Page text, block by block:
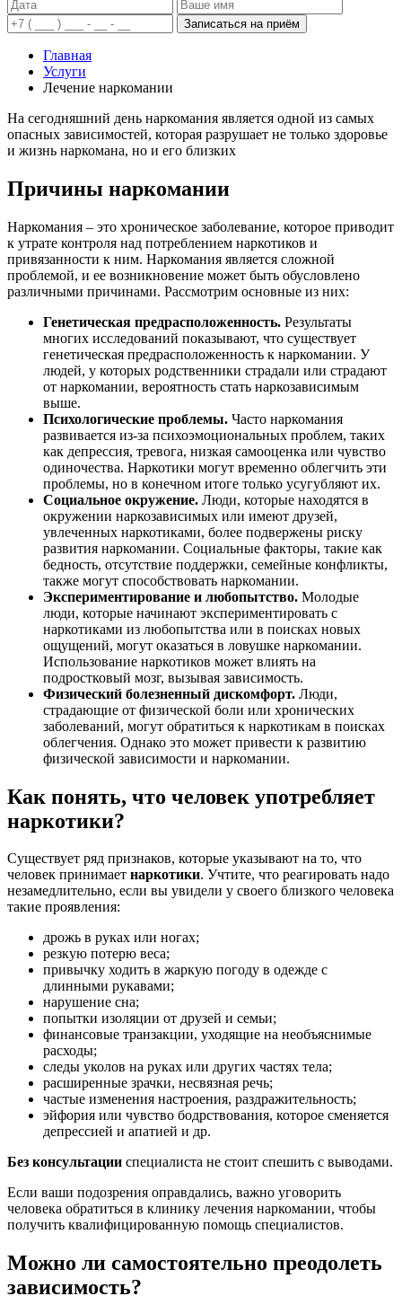
Записаться на приём
Главная
Услуги
Лечение наркомании
На сегодняшний день наркомания является одной из самых
опасных зависимостей, которая разрушает не только здоровье
и жизнь наркомана, но и его близких
Причины наркомании
Наркомания – это хроническое заболевание, которое приводит
к утрате контроля над потреблением наркотиков и
привязанности к ним. Наркомания является сложной
проблемой, и ее возникновение может быть обусловлено
различными причинами. Рассмотрим основные из них:
Генетическая предрасположенность. Результаты
многих исследований показывают, что существует
генетическая предрасположенность к наркомании. У
людей, у которых родственники страдали или страдают
от наркомании, вероятность стать наркозависимым
выше.
Психологические проблемы. Часто наркомания
развивается из-за психоэмоциональных проблем, таких
как депрессия, тревога, низкая самооценка или чувство
одиночества. Наркотики могут временно облегчить эти
проблемы, но в конечном итоге только усугубляют их.
Социальное окружение. Люди, которые находятся в
окружении наркозависимых или имеют друзей,
увлеченных наркотиками, более подвержены риску
развития наркомании. Социальные факторы, такие как
бедность, отсутствие поддержки, семейные конфликты,
также могут способствовать наркомании.
Экспериментирование и любопытство. Молодые
люди, которые начинают экспериментировать с
наркотиками из любопытства или в поисках новых
ощущений, могут оказаться в ловушке наркомании.
Использование наркотиков может влиять на
подростковый мозг, вызывая зависимость.
Физический болезненный дискомфорт. Люди,
страдающие от физической боли или хронических
заболеваний, могут обратиться к наркотикам в поисках
облегчения. Однако это может привести к развитию
физической зависимости и наркомании.
Как понять, что человек употребляет
наркотики?
Существует ряд признаков, которые указывают на то, что
человек принимает наркотики. Учтите, что реагировать надо
незамедлительно, если вы увидели у своего близкого человека
такие проявления:
дрожь в руках или ногах;
резкую потерю веса;
привычку ходить в жаркую погоду в одежде с
длинными рукавами;
нарушение сна;
попытки изоляции от друзей и семьи;
финансовые транзакции, уходящие на необъяснимые
расходы;
следы уколов на руках или других частях тела;
расширенные зрачки, несвязная речь;
частые изменения настроения, раздражительность;
эйфория или чувство бодрствования, которое сменяется
депрессией и апатией и др.
Без консультации специалиста не стоит спешить с выводами.
Если ваши подозрения оправдались, важно уговорить
человека обратиться в клинику лечения наркомании, чтобы
получить квалифицированную помощь специалистов.
Можно ли самостоятельно преодолеть
зависимость?